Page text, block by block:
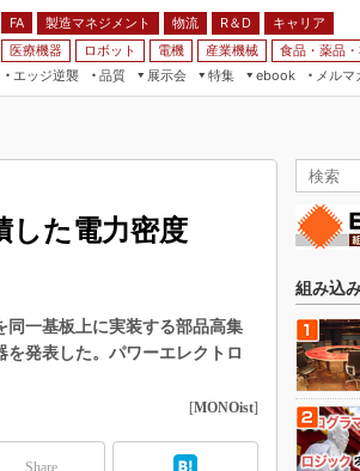
FA 製造マネジメント 物流 R＆D
キャリア
医療機器 ロボット 電機 産業機械 食品・薬品
エッジ逆襲 品質
展示会
特集
ルドサービス
み画像技術
みモデリング
ebook
FA
モビリティ
メルマ
した電力密度
同一基板上に実装する部品高集
発表した。パワーエレクトロ
[MONOist]
Share
組み込